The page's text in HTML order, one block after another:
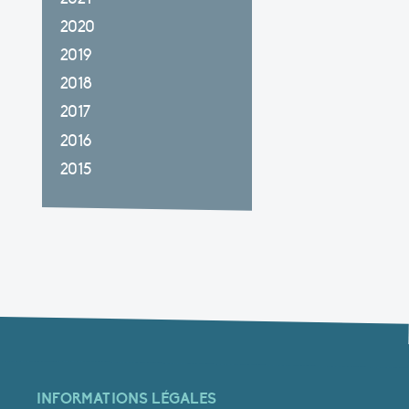
2020
2019
2018
2017
2016
2015
INFORMATIONS LÉGALES